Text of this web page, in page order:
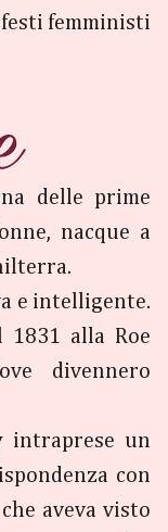
femministi
delle prime
nacque a
e intelligente.
alla Roe
divennero
intraprese un
con
aveva visto